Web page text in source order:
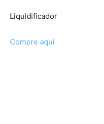
Liquidificador
Compre aqui